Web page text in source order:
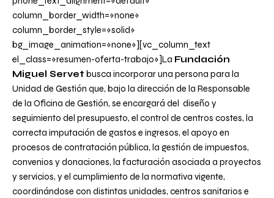
column_border_width=»none»
column_border_style=»solid»
bg_image_animation=»none»][vc_column_text
el_class=»resumen-oferta-trabajo»]La Fundación
Miguel Servet busca incorporar una persona para la
Unidad de Gestión que, bajo la dirección de la Responsable
de la Oficina de Gestión, se encargará del diseño y
seguimiento del presupuesto, el control de centros costes, la
correcta imputación de gastos e ingresos, el apoyo en
procesos de contratación pública, la gestión de impuestos,
convenios y donaciones, la facturación asociada a proyectos
y servicios, y el cumplimiento de la normativa vigente,
coordinándose con distintas unidades, centros sanitarios e